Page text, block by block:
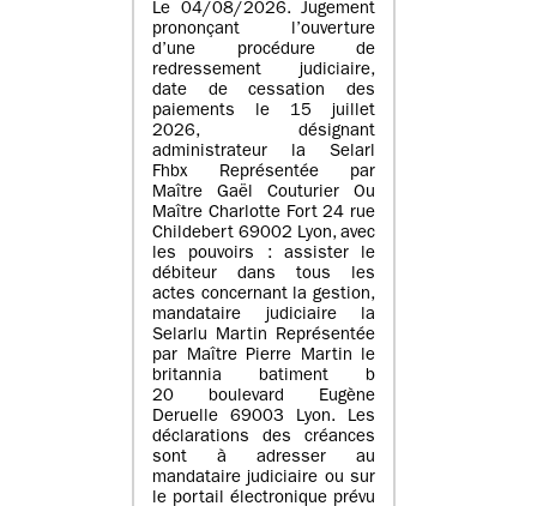
Le 04/08/2026. Jugement
prononçant l’ouverture
d’une procédure de
redressement judiciaire,
date de cessation des
paiements le 15 juillet
2026, désignant
administrateur la Selarl
Fhbx Représentée par
Maître Gaël Couturier Ou
Maître Charlotte Fort 24 rue
Childebert 69002 Lyon, avec
les pouvoirs : assister le
débiteur dans tous les
actes concernant la gestion,
mandataire judiciaire la
Selarlu Martin Représentée
par Maître Pierre Martin le
britannia batiment b
20 boulevard Eugène
Deruelle 69003 Lyon. Les
déclarations des créances
sont à adresser au
mandataire judiciaire ou sur
le portail électronique prévu